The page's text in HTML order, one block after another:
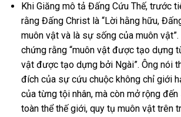
Khi Giăng mô tả Đấng Cứu Thế, trước
rằng Đấng Christ là “Lời hằng hữu,
muôn vật và là sự sống của muôn
chứng rằng “muôn vật được tạo dựng
vật được tạo dựng bởi Ngài”. Ông nói
đích của sự cứu chuộc không chỉ giới
của từng tội nhân, mà còn mở rộng
toàn thể thế giới, quy tụ muôn vật trên